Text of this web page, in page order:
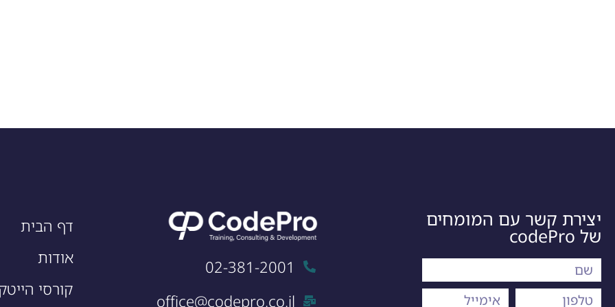
יצירת קשר עם המומחים
של codePro
02-381-2001
office@codepro.co.il
דף הבית
אודות
קורסי